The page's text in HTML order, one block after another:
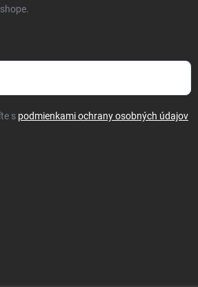
s podmienkami ochrany osobných údajov